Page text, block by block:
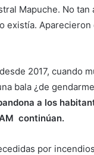
Mapuche. No tan
existía.
2017, cuando
bala ¿de
a los
continúan.
por